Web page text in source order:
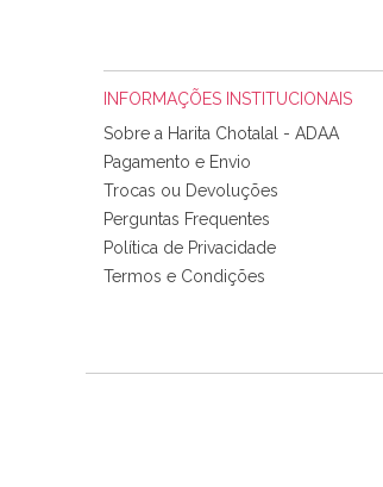
Tudo chegou em condições, pois
padrão e cores muito bonitas e
INFORMAÇÕES INSTITUCIONAIS
Sobre a Harita Chotalal - ADAA
Pagamento e Envio
Trocas ou Devoluções
Perguntas Frequentes
Política de Privacidade
Termos e Condições